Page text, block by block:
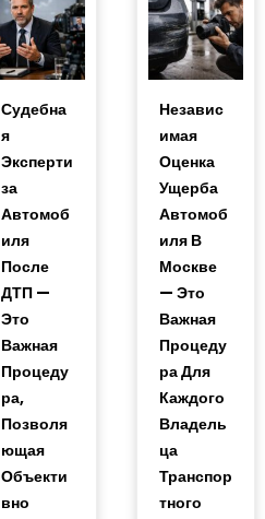
Судебна
Я
Эксперти
За
Автомоб
Иля
После
ДТП —
Это
Важная
Процеду
Ра,
Позволя
Ющая
Объекти
Вно
Независ
Имая
Оценка
Ущерба
Автомоб
Иля В
Москве
— Это
Важная
Процеду
Ра Для
Каждого
Владель
Ца
Транспор
Тного